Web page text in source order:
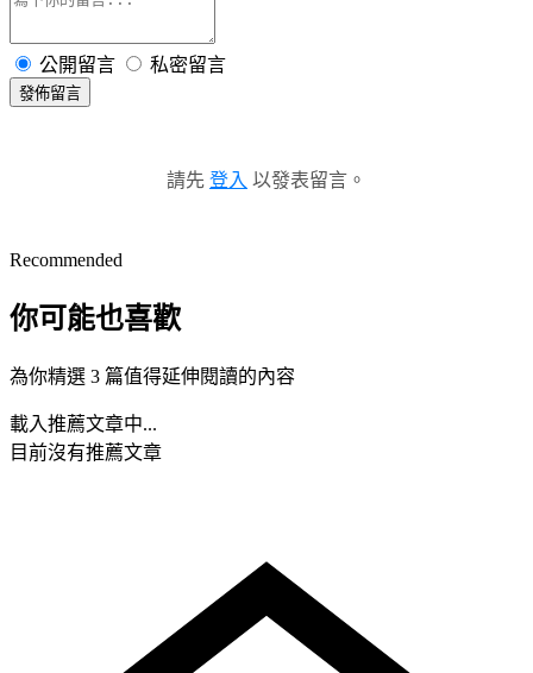
公開留言 私密留言
發佈留言
請先 登入 以發表留言。
Recommended
你可能也喜歡
為你精選 3 篇值得延伸閱讀的內容
載入推薦文章中...
目前沒有推薦文章